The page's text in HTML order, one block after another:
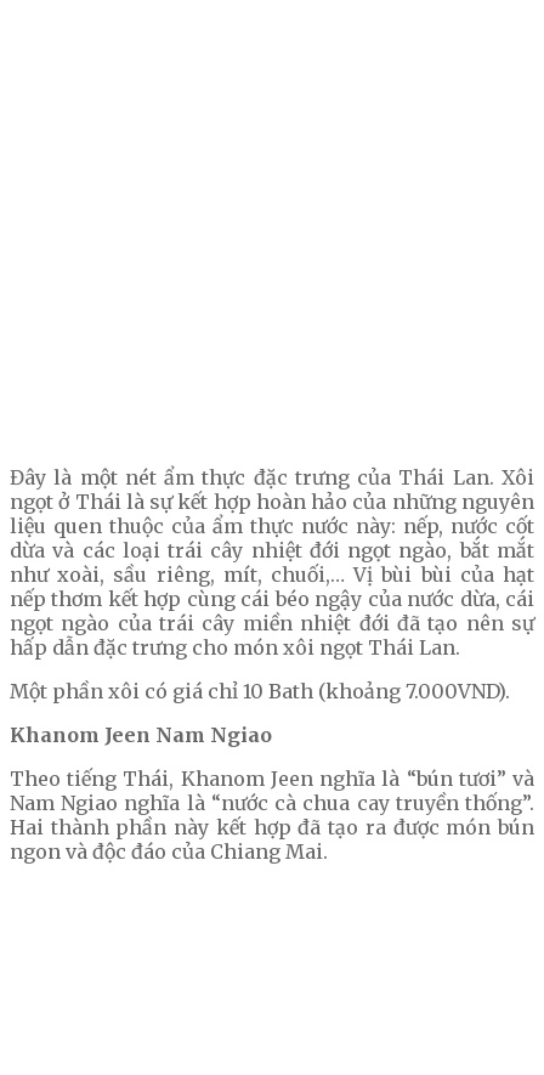
Đây là một nét ẩm thực đặc trưng của Thái Lan. Xôi
ngọt ở Thái là sự kết hợp hoàn hảo của những nguyên
liệu quen thuộc của ẩm thực nước này: nếp, nước cốt
dừa và các loại trái cây nhiệt đới ngọt ngào, bắt mắt
như xoài, sầu riêng, mít, chuối,… Vị bùi bùi của hạt
nếp thơm kết hợp cùng cái béo ngậy của nước dừa, cái
ngọt ngào của trái cây miền nhiệt đới đã tạo nên sự
hấp dẫn đặc trưng cho món xôi ngọt Thái Lan.
Một phần xôi có giá chỉ 10 Bath (khoảng 7.000VND).
Khanom Jeen Nam Ngiao
Theo tiếng Thái, Khanom Jeen nghĩa là “bún tươi” và
Nam Ngiao nghĩa là “nước cà chua cay truyền thống”.
Hai thành phần này kết hợp đã tạo ra được món bún
ngon và độc đáo của Chiang Mai.